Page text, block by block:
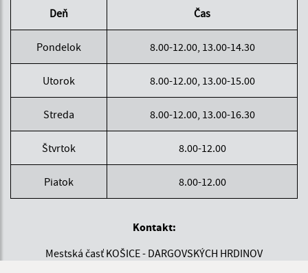
Deň Čas
Pondelok 8.00-12.00, 13.00-14.30
Utorok 8.00-12.00, 13.00-15.00
Streda 8.00-12.00, 13.00-16.30
Štvrtok 8.00-12.00
Piatok 8.00-12.00
Kontakt:
Mestská časť KOŠICE - DARGOVSKÝCH HRDINOV